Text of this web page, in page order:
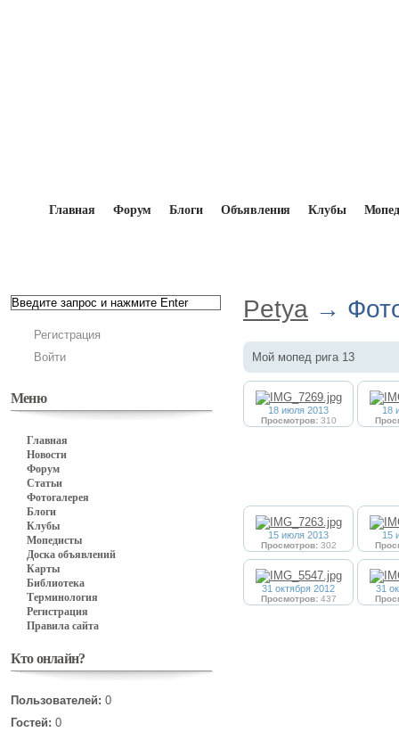
Главная Форум Блоги Объявления Клубы
Регистрация
Войти
Меню
Главная
Новости
Форум
Статьи
Фотогалерея
Блоги
Клубы
Мопедисты
Доска объявлений
Карты
Библиотека
Терминология
Регистрация
Правила сайта
Кто онлайн?
Пользователей: 0
Гостей: 0
Petya →
Мой мопед рига 13
18 июля 2013
Просмотров:310
18
15 июля 2013
Просмотров:302
15
31 октября 2012
Просмотров:437
31